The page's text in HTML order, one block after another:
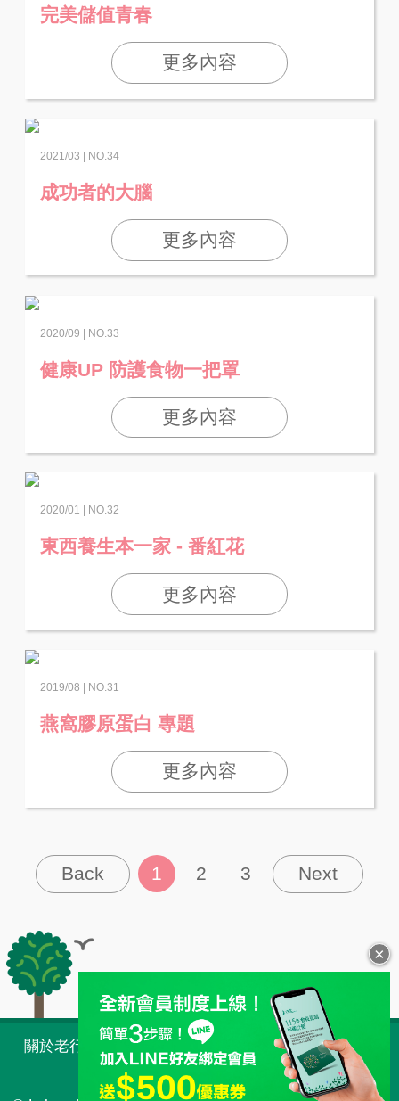
完美儲值青春
更多內容
2021/03 | NO.34
成功者的大腦
更多內容
2020/09 | NO.33
健康UP 防護食物一把罩
更多內容
2020/01 | NO.32
東西養生本一家 - 番紅花
更多內容
2019/08 | NO.31
燕窩膠原蛋白 專題
更多內容
Back 1 2 3 Next
全站導覽
最新消息
關於老行家 Taiwan 購物須知 常見問題 人才招募
×